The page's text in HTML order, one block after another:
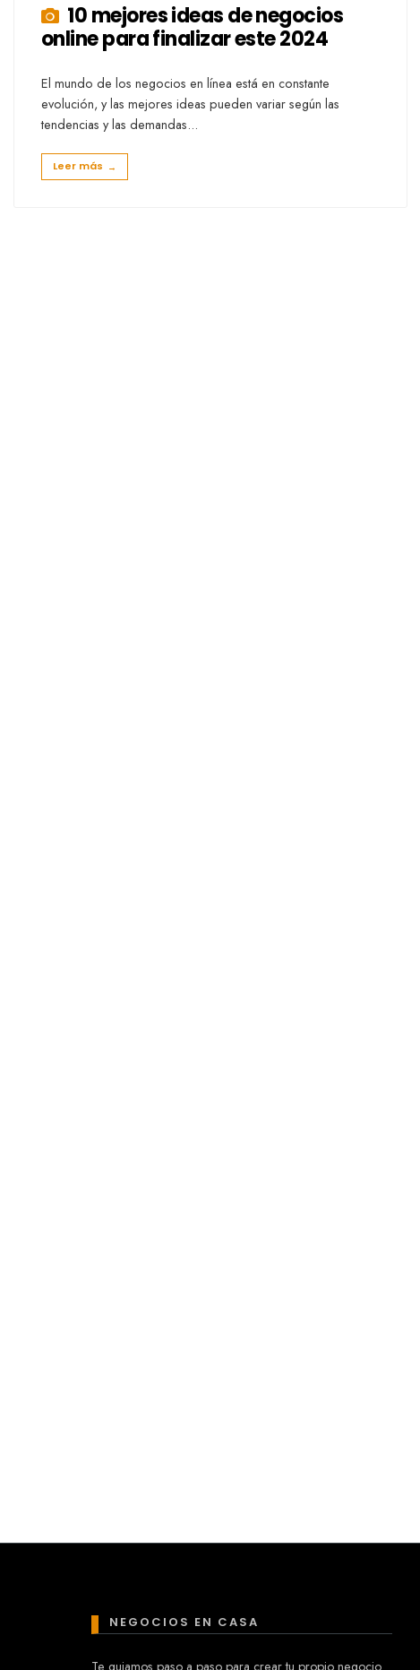
10 mejores ideas de negocios
online para finalizar este 2024
El mundo de los negocios en línea está en constante
evolución, y las mejores ideas pueden variar según las
tendencias y las demandas...
Leer más →
NEGOCIOS EN CASA